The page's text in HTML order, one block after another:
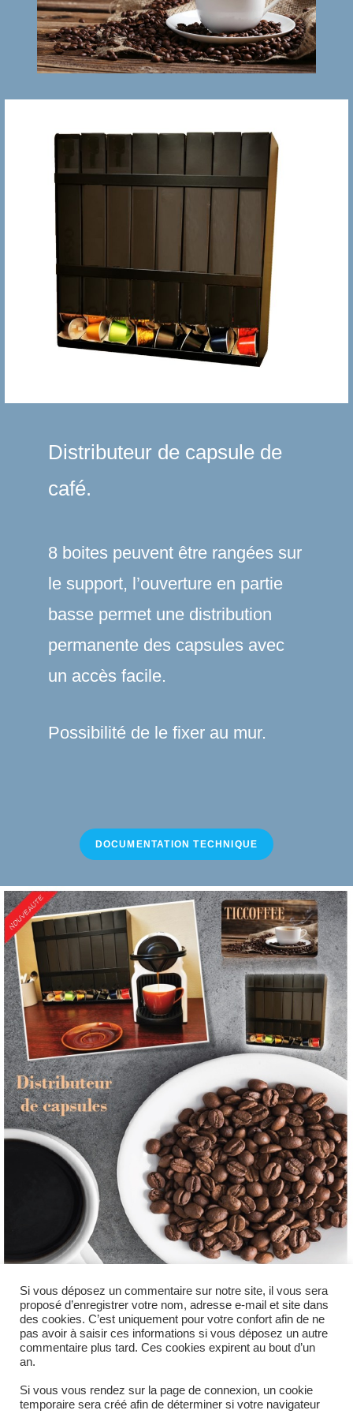
Distributeur de capsule de
café.
8 boites peuvent être rangées sur
le support, l’ouverture en partie
basse permet une distribution
permanente des capsules avec
un accès facile.
Possibilité de le fixer au mur.
DOCUMENTATION TECHNIQUE
Si vous déposez un commentaire sur notre site, il vous sera
proposé d’enregistrer votre nom, adresse e-mail et site dans
des cookies. C’est uniquement pour votre confort afin de ne
pas avoir à saisir ces informations si vous déposez un autre
commentaire plus tard. Ces cookies expirent au bout d’un
an.
Si vous vous rendez sur la page de connexion, un cookie
temporaire sera créé afin de déterminer si votre navigateur